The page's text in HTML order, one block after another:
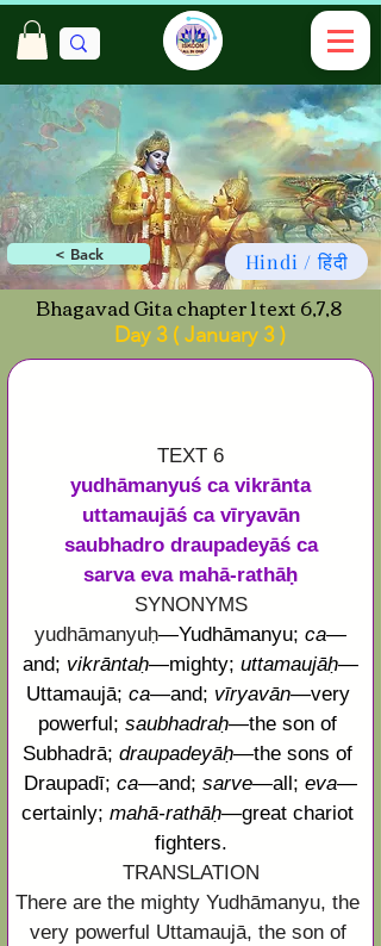
< Back Hindi / हिंदी
Bhagavad Gita chapter 1 text 6,7,8
Day 3 ( January 3 )
TEXT 6
yudhāmanyuś ca vikrānta
uttamaujāś ca vīryavān
saubhadro draupadeyāś ca
sarva eva mahā-rathāḥ
SYNONYMS
yudhāmanyuḥ—Yudhāmanyu; ca—
and; vikrāntaḥ—mighty; uttamaujāḥ—
Uttamaujā; ca—and; vīryavān—very
powerful; saubhadraḥ—the son of
Subhadrā; draupadeyāḥ—the sons of
Draupadī; ca—and; sarve—all; eva—
certainly; mahā-rathāḥ—great chariot
fighters.
TRANSLATION
There are the mighty Yudhāmanyu, the
very powerful Uttamaujā, the son of